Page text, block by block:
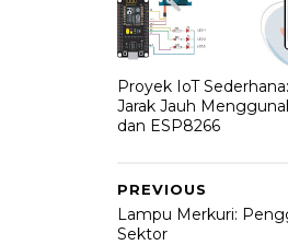
Proyek IoT
Jarak Jauh
dan ESP8266
PREVIOUS
Lampu Merkuri:
Sektor